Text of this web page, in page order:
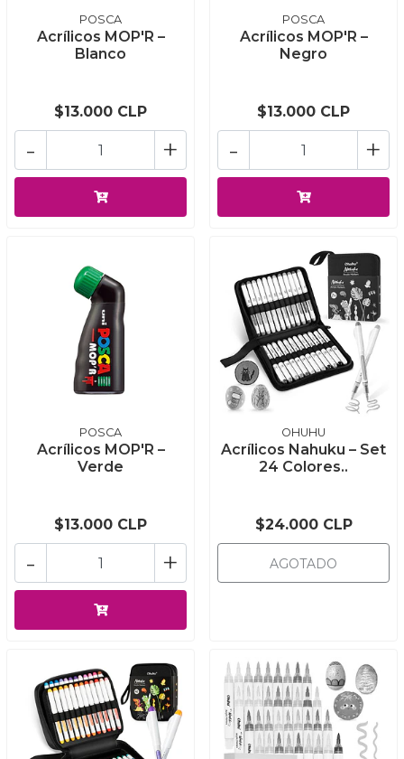
POSCA
Acrílicos MOP'R –
Blanco
$13.000 CLP
+
-
POSCA
Acrílicos MOP'R –
Negro
$13.000 CLP
+
-
POSCA
Acrílicos MOP'R –
Verde
$13.000 CLP
+
-
OHUHU
Acrílicos Nahuku – Set
24 Colores..
$24.000 CLP
AGOTADO